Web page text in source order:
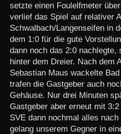
setzte einen Foulelfmeter
verlief das Spiel auf relativer
Schwalbach/Langenseifen in
dem 1:0 für die gute
dann noch das 2:0 nachlegte,
hinter dem Dreier. Nach dem
Sebastian Maus wackelte
trafen die Gastgeber auch
Gehäuse. Nur drei Minuten
Gastgeber aber erneut mit
SVE dann nochmal alles
gelang unserem Gegner in